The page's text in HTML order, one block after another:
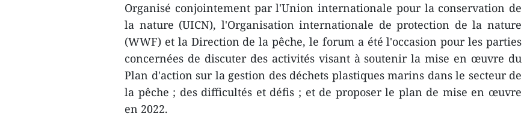
Organisé conjointement par l'Union internationale pour la conservation de
la nature (UICN), l'Organisation internationale de protection de la nature
(WWF) et la Direction de la pêche, le forum a été l'occasion pour les parties
concernées de discuter des activités visant à soutenir la mise en œuvre du
Plan d'action sur la gestion des déchets plastiques marins dans le secteur de
la pêche ; des difficultés et défis ; et de proposer le plan de mise en œuvre
en 2022.